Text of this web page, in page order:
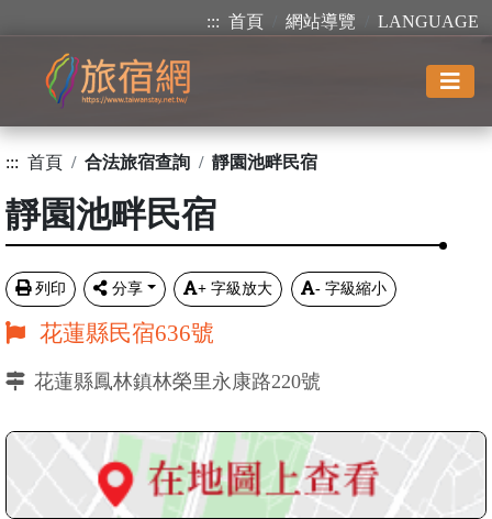
::: 首頁 網站導覽 LANGUAGE
::: 首頁 合法旅宿查詢 靜園池畔民宿
靜園池畔民宿
列印 分享 + 字級放大 - 字級縮小
花蓮縣民宿636號
花蓮縣鳳林鎮林榮里永康路220號